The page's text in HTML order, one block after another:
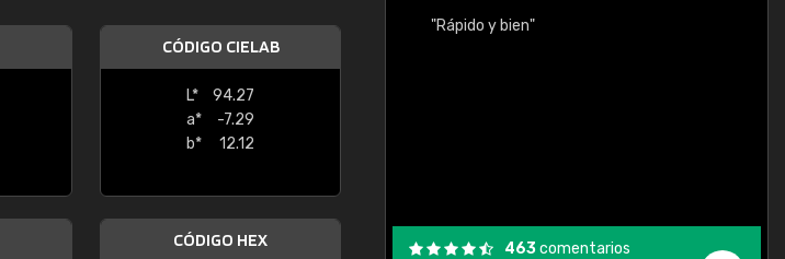
CÓDIGO CIELAB
L*
94.27
a*
-7.29
b*
12.12
CÓDIGO HEX
"Buen servicio. No obstante No es fácil
encontrar/comprar lo que se busca"
"Rápido y bien"
463comentarios